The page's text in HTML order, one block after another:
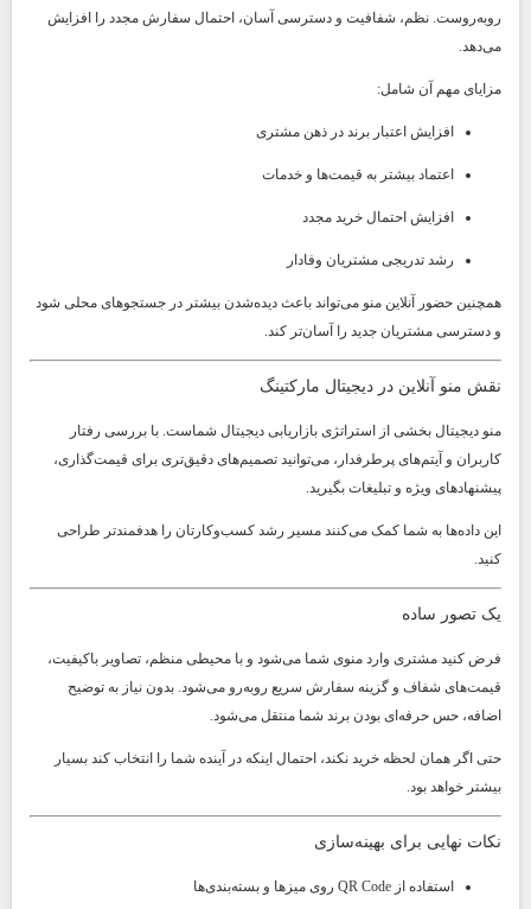
روبه‌روست. نظم، شفافیت و دسترسی آسان، احتمال سفارش مجدد را افزایش
می‌دهد.
مزایای مهم آن شامل:
افزایش اعتبار برند در ذهن مشتری
اعتماد بیشتر به قیمت‌ها و خدمات
افزایش احتمال خرید مجدد
رشد تدریجی مشتریان وفادار
همچنین حضور آنلاین منو می‌تواند باعث دیده‌شدن بیشتر در جستجوهای محلی شود
و دسترسی مشتریان جدید را آسان‌تر کند.
نقش منو آنلاین در دیجیتال مارکتینگ
منو دیجیتال بخشی از استراتژی بازاریابی دیجیتال شماست. با بررسی رفتار
کاربران و آیتم‌های پرطرفدار، می‌توانید تصمیم‌های دقیق‌تری برای قیمت‌گذاری،
پیشنهادهای ویژه و تبلیغات بگیرید.
این داده‌ها به شما کمک می‌کنند مسیر رشد کسب‌وکارتان را هدفمندتر طراحی
کنید.
یک تصور ساده
فرض کنید مشتری وارد منوی شما می‌شود و با محیطی منظم، تصاویر باکیفیت،
قیمت‌های شفاف و گزینه سفارش سریع روبه‌رو می‌شود. بدون نیاز به توضیح
اضافه، حس حرفه‌ای بودن برند شما منتقل می‌شود.
حتی اگر همان لحظه خرید نکند، احتمال اینکه در آینده شما را انتخاب کند بسیار
بیشتر خواهد بود.
نکات نهایی برای بهینه‌سازی
استفاده از QR Code روی میزها و بسته‌بندی‌ها